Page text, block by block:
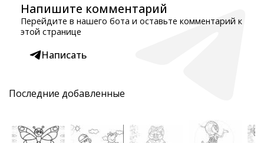
Напишите комментарий
Перейдите в нашего бота и оставьте комментарий к
этой странице
Написать
Последние добавленные